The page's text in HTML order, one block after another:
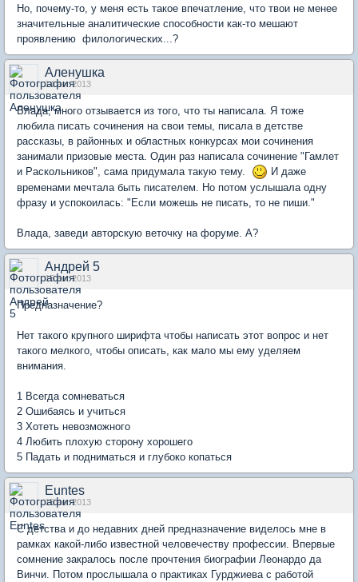
Но, почему-то, у меня есть такое впечатление, что твои не менее
значительные аналитические способности как-то мешают
проявлению филологических...?
Аленушка
14 авг 2013
Влада, много отзывается из того, что ты написала. Я тоже
любила писать сочинения на свои темы, писала в детстве
рассказы, в районных и областных конкурсах мои сочинения
занимали призовые места. Один раз написала сочинение "Гамлет
и Раскольников", сама придумала такую тему.
И даже
временами мечтала быть писателем. Но потом услышала одну
фразу и успокоилась: "Если можешь не писать, то не пиши."
Влада, заведи авторскую веточку на форуме. А?
Андрей 5
15 авг 2013
Предназначение?
Нет такого крупного ширифта чтобы написать этот вопрос и нет
такого мелкого, чтобы описать, как мало мы ему уделяем
внимания.
1 Всегда сомневаться
2 Ошибаясь и учиться
3 Хотеть невозможного
4 Любить плохую сторону хорошего
5 Падать и подниматься и глубоко копаться
Euntes
15 авг 2013
С детства и до недавних дней предназначение виделось мне в
рамках какой-либо известной человечеству профессии. Впервые
сомнение закралось после прочтения биографии Леонардо да
Винчи. Потом прослышала о практиках Гурджиева с работой